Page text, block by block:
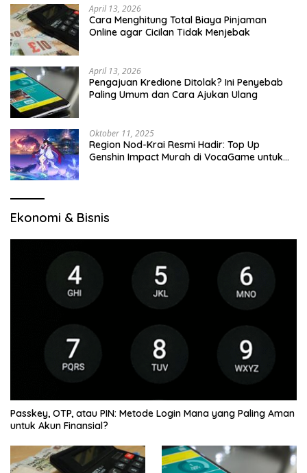
April 13, 2026
Cara Menghitung Total Biaya Pinjaman
Online agar Cicilan Tidak Menjebak
April 13, 2026
Pengajuan Kredione Ditolak? Ini Penyebab
Paling Umum dan Cara Ajukan Ulang
Oktober 11, 2025
Region Nod-Krai Resmi Hadir: Top Up
Genshin Impact Murah di VocaGame untuk
Ekonomi & Bisnis
Passkey, OTP, atau PIN: Metode Login Mana yang Paling Aman
untuk Akun Finansial?